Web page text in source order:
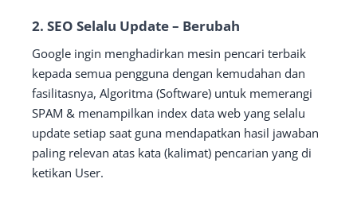
2. SEO Selalu Update – Berubah
Google ingin menghadirkan mesin pencari terbaik
kepada semua pengguna dengan kemudahan dan
fasilitasnya, Algoritma (Software) untuk memerangi
SPAM & menampilkan index data web yang selalu
update setiap saat guna mendapatkan hasil jawaban
paling relevan atas kata (kalimat) pencarian yang di
ketikan User.